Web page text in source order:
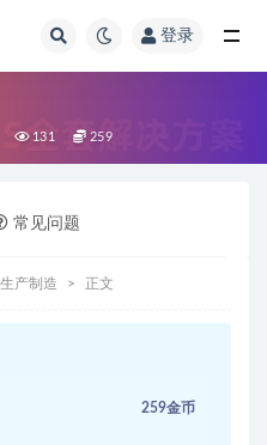
登录
131 259
常见问题
生产制造 正文
259金币